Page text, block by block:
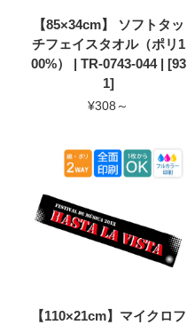
【85×34cm】 ソフトタッ
チフェイスタオル（ポリ1
00%） | TR-0743-044 | [93
1]
¥308～
【110×21cm】マイクロフ